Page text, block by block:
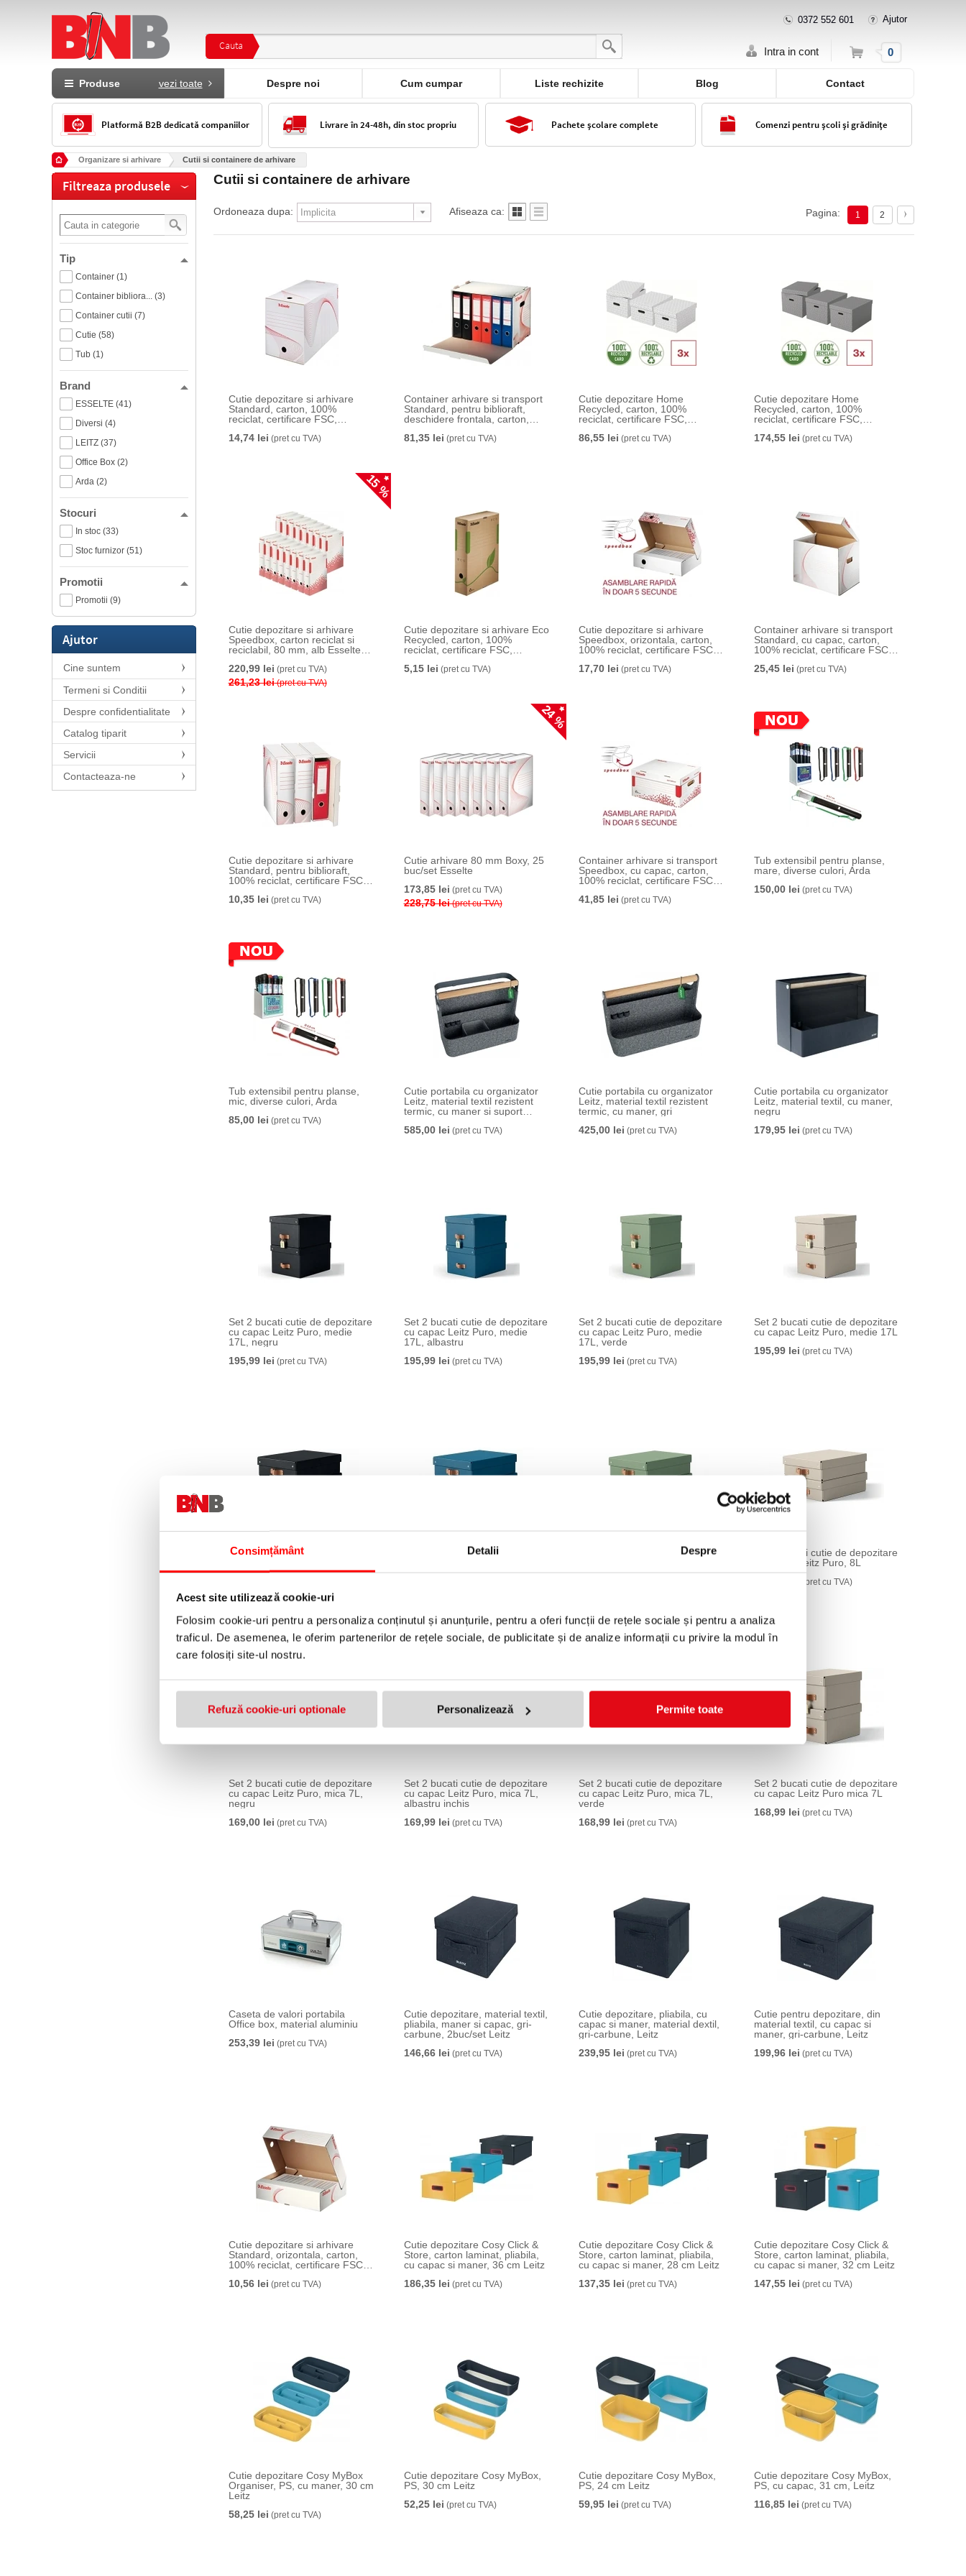
Consimțământ Detalii Despre
Acest site utilizează cookie-uri
Folosim cookie-uri pentru a personaliza conținutul și anunțurile, pentru a oferi funcții de rețele sociale și pentru a analiza
traficul. De asemenea, le oferim partenerilor de rețele sociale, de publicitate și de analize informații cu privire la modul în
care folosiți site-ul nostru.
Refuză cookie-uri optionale Personalizează Permite toate
Cauta
0372 552 601 Ajutor
Intra in cont Cos 0
Produse vezi toate Despre noi Cum cumpar Liste rechizite Blog Contact
Platformă B2B dedicată companiilor Livrare în 24-48h, din stoc propriu Pachete școlare complete Comenzi pentru școli și grădinițe
Organizare si arhivare Cutii si containere de arhivare
Filtreaza produsele
Tip
Container (1)
Container bibliora... (3)
Container cutii (7)
Cutie (58)
Tub (1)
Brand
ESSELTE (41)
Diversi (4)
LEITZ (37)
Office Box (2)
Arda (2)
Stocuri
In stoc (33)
Stoc furnizor (51)
Promotii
Promotii (9)
Ajutor
Cine suntem
Termeni si Conditii
Despre confidentialitate
Catalog tiparit
Servicii
Contacteaza-ne
Cutii si containere de arhivare
Ordoneaza dupa: Afiseaza ca: Pagina: 1 2
Cutie depozitare si arhivare
Standard, carton, 100%
reciclat, certificare FSC,
14,74 lei (pret cu TVA)
Container arhivare si transport
Standard, pentru biblioraft,
deschidere frontala, carton,
reciclabil, alb, Esselte
81,35 lei (pret cu TVA)
Cutie depozitare Home
Recycled, carton, 100%
reciclat, certificare FSC,
capac, 3 buc/set, alb, Esselte
86,55 lei (pret cu TVA)
Cutie depozitare Home
Recycled, carton, 100%
reciclat, certificare FSC,
capac, 3 buc/set, gri, Esselte
174,55 lei (pret cu TVA)
15 %
Cutie depozitare si arhivare
Speedbox, carton reciclat si
reciclabil, 80 mm, alb Esselte
220,99 lei (pret cu TVA)
261,23 lei(pret cu TVA)
Cutie depozitare si arhivare Eco
Recycled, carton, 100%
reciclat, certificare FSC,
5,15 lei (pret cu TVA)
Cutie depozitare si arhivare
Speedbox, orizontala, carton,
100% reciclat, certificare FSC,
17,70 lei (pret cu TVA)
Container arhivare si transport
Standard, cu capac, carton,
100% reciclat, certificare FSC,
25,45 lei (pret cu TVA)
Cutie depozitare si arhivare
Standard, pentru biblioraft,
100% reciclat, certificare FSC,
10,35 lei (pret cu TVA)
24 %
Cutie arhivare 80 mm Boxy, 25
buc/set Esselte
173,85 lei (pret cu TVA)
228,75 lei(pret cu TVA)
Container arhivare si transport
Speedbox, cu capac, carton,
100% reciclat, certificare FSC,
Esselte
41,85 lei (pret cu TVA)
Tub extensibil pentru planse,
mare, diverse culori, Arda
150,00 lei (pret cu TVA)
Tub extensibil pentru planse,
mic, diverse culori, Arda
85,00 lei (pret cu TVA)
Cutie portabila cu organizator
Leitz, material textil rezistent
termic, cu maner si suport
585,00 lei (pret cu TVA)
Cutie portabila cu organizator
Leitz, material textil rezistent
termic, cu maner, gri
425,00 lei (pret cu TVA)
Cutie portabila cu organizator
Leitz, material textil, cu maner,
negru
179,95 lei (pret cu TVA)
Set 2 bucati cutie de depozitare
cu capac Leitz Puro, medie
17L, negru
195,99 lei (pret cu TVA)
Set 2 bucati cutie de depozitare
cu capac Leitz Puro, medie
17L, albastru
195,99 lei (pret cu TVA)
Set 2 bucati cutie de depozitare
cu capac Leitz Puro, medie
17L, verde
195,99 lei (pret cu TVA)
Set 2 bucati cutie de depozitare
cu capac Leitz Puro, medie 17L
195,99 lei (pret cu TVA)
Set 2 bucati cutie de depozitare
Set 2 bucati cutie de depozitare
albastru
Set 2 bucati cutie de depozitare
Set 2 bucati cutie de depozitare
cu capac Leitz Puro, 8L
(pret cu TVA)
Set 2 bucati cutie de depozitare
cu capac Leitz Puro, mica 7L,
negru
169,00 lei (pret cu TVA)
Set 2 bucati cutie de depozitare
cu capac Leitz Puro, mica 7L,
albastru inchis
169,99 lei (pret cu TVA)
Set 2 bucati cutie de depozitare
cu capac Leitz Puro, mica 7L,
verde
168,99 lei (pret cu TVA)
Set 2 bucati cutie de depozitare
cu capac Leitz Puro mica 7L
168,99 lei (pret cu TVA)
Caseta de valori portabila
Office box, material aluminiu
253,39 lei (pret cu TVA)
Cutie depozitare, material textil,
pliabila, maner si capac, gri-
carbune, 2buc/set Leitz
146,66 lei (pret cu TVA)
Cutie depozitare, pliabila, cu
capac si maner, material dextil,
gri-carbune, Leitz
239,95 lei (pret cu TVA)
Cutie pentru depozitare, din
material textil, cu capac si
maner, gri-carbune, Leitz
199,96 lei (pret cu TVA)
Cutie depozitare si arhivare
Standard, orizontala, carton,
100% reciclat, certificare FSC,
10,56 lei (pret cu TVA)
Cutie depozitare Cosy Click &
Store, carton laminat, pliabila,
cu capac si maner, 36 cm Leitz
186,35 lei (pret cu TVA)
Cutie depozitare Cosy Click &
Store, carton laminat, pliabila,
cu capac si maner, 28 cm Leitz
137,35 lei (pret cu TVA)
Cutie depozitare Cosy Click &
Store, carton laminat, pliabila,
cu capac si maner, 32 cm Leitz
147,55 lei (pret cu TVA)
Cutie depozitare Cosy MyBox
Organiser, PS, cu maner, 30 cm
Leitz
58,25 lei (pret cu TVA)
Cutie depozitare Cosy MyBox,
PS, 30 cm Leitz
52,25 lei (pret cu TVA)
Cutie depozitare Cosy MyBox,
PS, 24 cm Leitz
59,95 lei (pret cu TVA)
Cutie depozitare Cosy MyBox,
PS, cu capac, 31 cm, Leitz
116,85 lei (pret cu TVA)